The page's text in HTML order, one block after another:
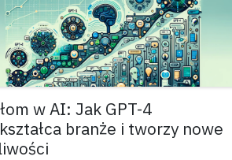
w AI: Jak GPT-4
branże i tworzy nowe